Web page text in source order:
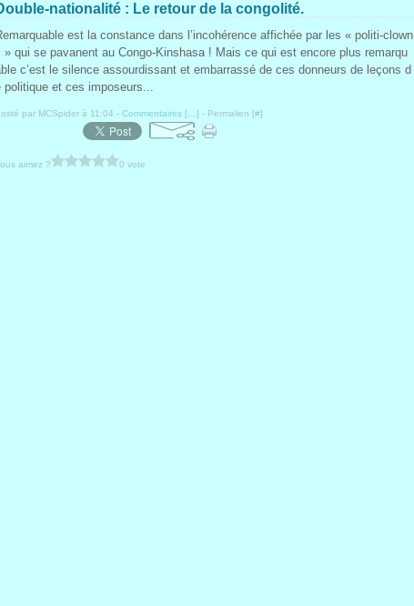
nationalité : Le retour de la congolité.
est la constance dans l’incohérence affichée par les « politi-clown
» qui se pavanent au Congo-Kinshasa ! Mais ce qui est encore plus remarqu
c’est le silence assourdissant et embarrassé de ces donneurs de leçons d
politique et ces imposeurs...
par MCSpider à 11:04 - Commentaires [ ] - Permalien [#]
aimez ? 0 vote